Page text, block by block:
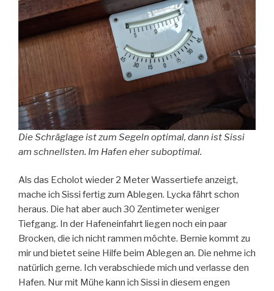
Die Schräglage ist zum Segeln optimal, dann ist Sissi
am schnellsten. Im Hafen eher suboptimal.
Als das Echolot wieder 2 Meter Wassertiefe anzeigt,
mache ich Sissi fertig zum Ablegen. Lycka fährt schon
heraus. Die hat aber auch 30 Zentimeter weniger
Tiefgang. In der Hafeneinfahrt liegen noch ein paar
Brocken, die ich nicht rammen möchte. Bernie kommt zu
mir und bietet seine Hilfe beim Ablegen an. Die nehme ich
natürlich gerne. Ich verabschiede mich und verlasse den
Hafen. Nur mit Mühe kann ich Sissi in diesem engen